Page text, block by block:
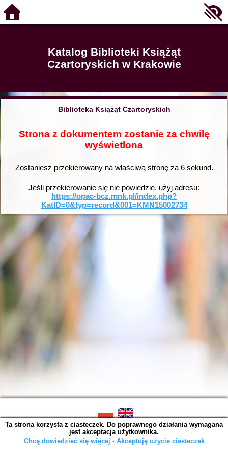
Katalog Biblioteki Książąt
Czartoryskich w Krakowie
Biblioteka Książąt Czartoryskich
Strona z dokumentem zostanie za chwilę
wyświetlona
Zostaniesz przekierowany na właściwą stronę za 6sekund.
Jeśli przekierowanie się nie powiedzie, użyj adresu:
https://opac-bcz.mnk.pl/index.php?
KatID=0&typ=record&001=KMN15002734
SOWA OPAC v. 6.11.10 (2026-07-24)
Wygenerowano w 0,0014 s.
Ta strona korzysta z ciasteczek. Do poprawnego działania wymagana
jest akceptacja użytkownika.
Chcę dowiedzieć się więcej ∙ Akceptuję użycie ciasteczek